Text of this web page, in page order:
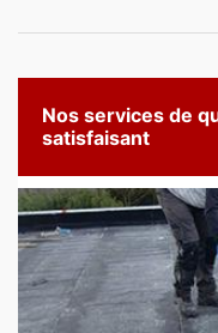
Nos services de
satisfaisant